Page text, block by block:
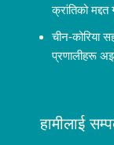
क्रांतिको मद्दत
चीन-कोरिया
प्रणालीहरू
हामीलाई